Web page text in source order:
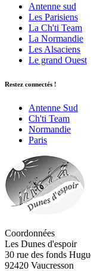
Antenne sud
Les Parisiens
La Ch'ti Team
La Normandie
Les Alsaciens
Le grand Ouest
Restez connectés !
Antenne Sud
Ch'ti Team
Normandie
Paris
Coordonnées
Les Dunes d'espoir
30 rue des fonds
92420 Vaucresson